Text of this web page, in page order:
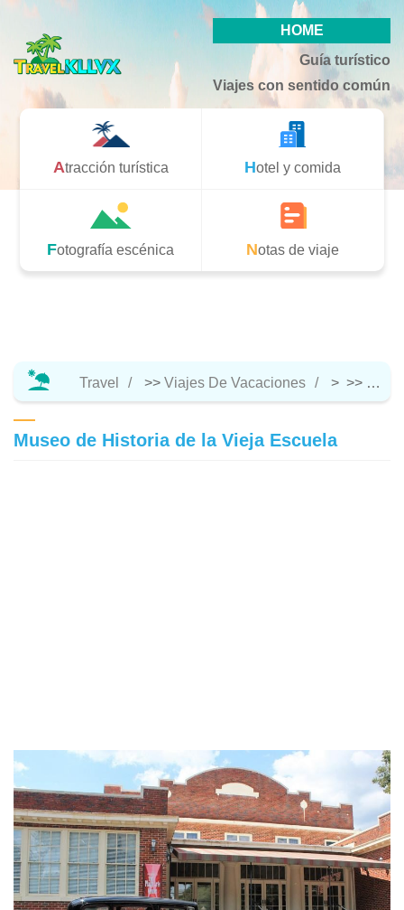
HOME
Guía turístico
Viajes con sentido común
Atracción turística Hotel y comida
Fotografía escénica Notas de viaje
Travel >> Viajes De Vacaciones > >>
Museo de Historia de la Vieja Escuela